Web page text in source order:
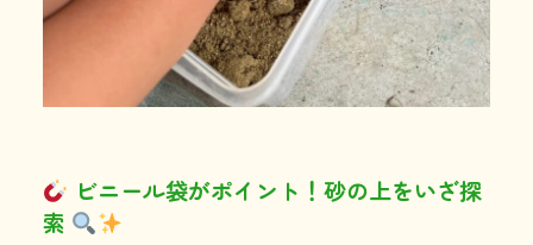
ビニール袋がポイント！砂の上をいざ探
索